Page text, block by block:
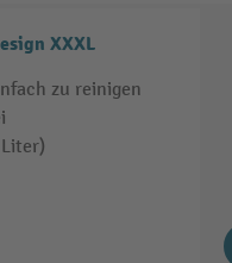
XXXL
zu reinigen